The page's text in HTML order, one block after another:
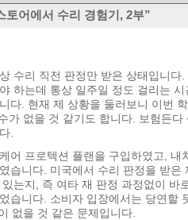
어에서 수리 경험기, 2부”
수리 직전 판정만 받은 상태입니다.
하는데 통상 일주일 정도 걸리는 시
다. 현재 제 상황을 둘러보니 이번
가 없을 것 같기도 합니다. 보험든다
.
어 프로텍션 플랜을 구입하였고, 내
습니다. 미국에서 수리 판정을 받은
는지, 즉 여타 재 판정 과정없이 바
습니다. 소비자 입장에서는 당연할
없을 것 같은 문제입니다.